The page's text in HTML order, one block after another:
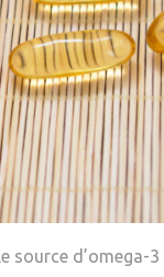
source d’omega-3